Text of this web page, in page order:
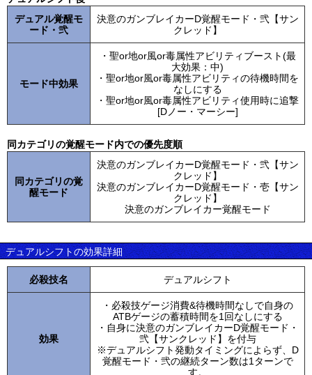
デュアル覚醒モ
ード・弐
決意のガンブレイカーD覚醒モード・弐【サン
クレッド】
モード中効果
・聖or地or風or毒属性アビリティブースト(最
大効果：中)
・聖or地or風or毒属性アビリティの待機時間を
なしにする
・聖or地or風or毒属性アビリティ使用時に追撃
[Dノー・マーシー]
同カテゴリの覚醒モード内での優先度順
同カテゴリの覚
醒モード
決意のガンブレイカーD覚醒モード・弐【サン
クレッド】
決意のガンブレイカーD覚醒モード・壱【サン
クレッド】
決意のガンブレイカー覚醒モード
デュアルシフトの効果詳細
必殺技名 デュアルシフト
効果
・必殺技ゲージ消費&待機時間なしで自身の
ATBゲージの蓄積時間を1回なしにする
・自身に決意のガンブレイカーD覚醒モード・
弐【サンクレッド】を付与
※デュアルシフト発動タイミングによらず、D
覚醒モード・弐の継続ターン数は1ターンで
す。